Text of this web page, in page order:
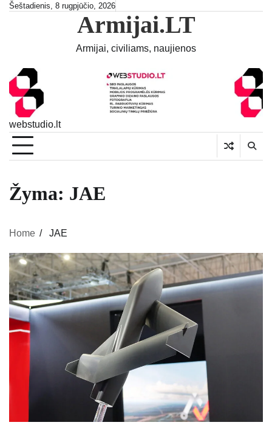
SkipŠeštadienis, 8 rugpjūčio, 2026
Armijai.LT
Armijai, civiliams, naujienos
webstudio.lt
Žyma: JAE
Home JAE